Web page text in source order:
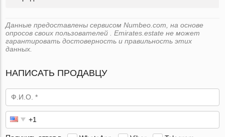
Данные предоставлены сервисом Numbeo.com, на основе
опросов своих пользователей . Emirates.estate не может
гарантировать достоверность и правильность этих
данных.
НАПИСАТЬ ПРОДАВЦУ